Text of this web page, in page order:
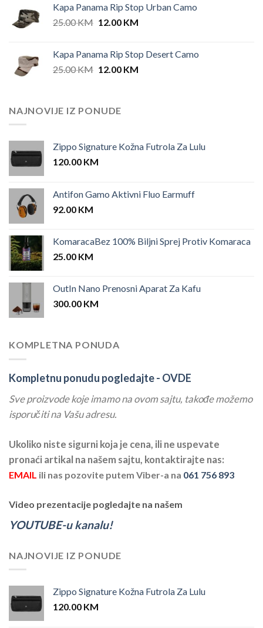
Kapa Panama Rip Stop Urban Camo
25.00KM Original
25.00 KM.
12.00 KMCurrent
12.00 KM.
Kapa Panama Rip Stop Desert Camo
25.00KM Original
25.00 KM.
12.00 KMCurrent
NAJNOVIJE IZ PONUDE
Zippo Signature Kožna Futrola Za Lulu
120.00 KM
Antifon Gamo Aktivni Fluo Earmuff
92.00 KM
KomaracaBez 100% Biljni Sprej Protiv Komaraca
25.00 KM
OutIn Nano Prenosni Aparat Za Kafu
300.00 KM
KOMPLETNA PONUDA
Kompletnu ponudu pogledajte - OVDE
Sve proizvode koje imamo na ovom sajtu, takođe možemo
isporučiti na Vašu adresu.
Ukoliko niste sigurni koja je cena, ili ne uspevate
pronaći artikal na našem sajtu, kontaktirajte nas:
EMAIL ili nas pozovite putem Viber-a na 061 756 893
Video prezentacije pogledajte na našem
YOUTUBE-u kanalu!
NAJNOVIJE IZ PONUDE
Zippo Signature Kožna Futrola Za Lulu
120.00 KM